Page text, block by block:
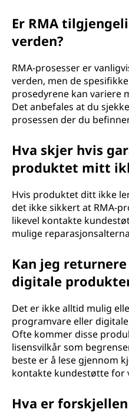
Er RMA
verden?
RMA-prosesser er
verden, men de
prosedyrene kan variere
Det anbefales at du
prosessen der du
Hva skjer hvis
produktet mitt
Hvis produktet ditt ikke
det ikke sikkert at RMA-
likevel kontakte
mulige
Kan jeg
digitale
Det er ikke alltid mulig
programvare eller
Ofte kommer disse
lisensvilkår som
beste er å lese gjennom
kontakte kundestøtte for
Hva er